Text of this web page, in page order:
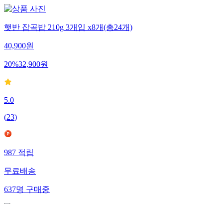
햇반 잡곡밥 210g 3개입 x8개(총24개)
40,900원
20%32,900원
5.0
(23)
987적립
무료배송
637명구매중